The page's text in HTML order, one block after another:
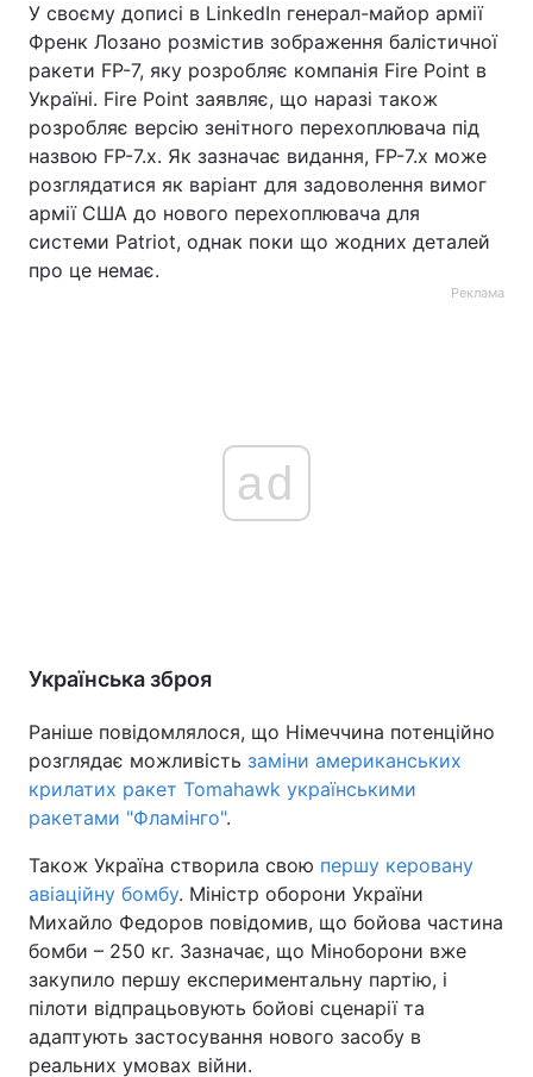
У своєму дописі в LinkedIn генерал-майор армії
Френк Лозано розмістив зображення балістичної
ракети FP-7, яку розробляє компанія Fire Point в
Україні. Fire Point заявляє, що наразі також
розробляє версію зенітного перехоплювача під
назвою FP-7.x. Як зазначає видання, FP-7.x може
розглядатися як варіант для задоволення вимог
армії США до нового перехоплювача для
системи Patriot, однак поки що жодних деталей
про це немає.
Реклама
ad
Українська зброя
Раніше повідомлялося, що Німеччина потенційно
розглядає можливість заміни американських
крилатих ракет Tomahawk українськими
ракетами "Фламінго".
Також Україна створила свою першу керовану
авіаційну бомбу. Міністр оборони України
Михайло Федоров повідомив, що бойова частина
бомби – 250 кг. Зазначає, що Міноборони вже
закупило першу експериментальну партію, і
пілоти відпрацьовують бойові сценарії та
адаптують застосування нового засобу в
реальних умовах війни.